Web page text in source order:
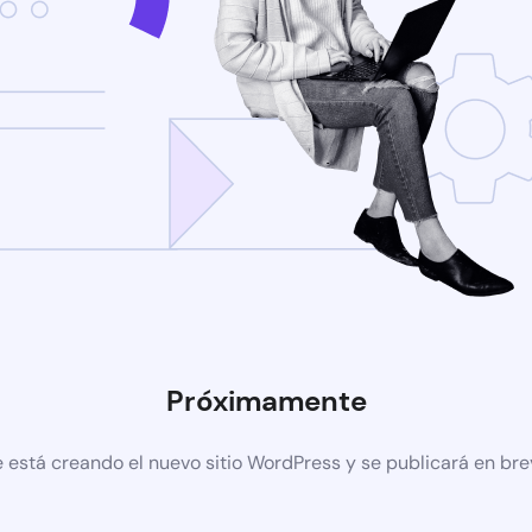
Próximamente
está creando el nuevo sitio WordPress y se publicará en